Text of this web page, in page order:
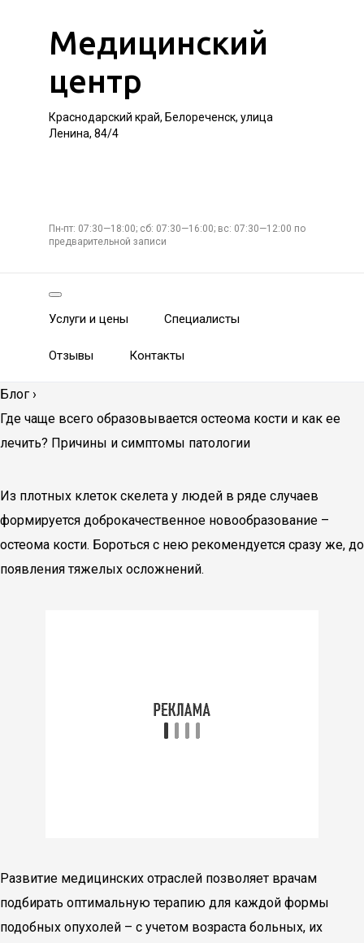
Медицинский
центр
Краснодарский край, Белореченск, улица
Ленина, 84/4
Пн-пт: 07:30—18:00; сб: 07:30—16:00; вс: 07:30—12:00 по
предварительной записи
Услуги и цены Специалисты
Отзывы Контакты
Блог ›
Где чаще всего образовывается остеома кости и как ее
лечить? Причины и симптомы патологии
Из плотных клеток скелета у людей в ряде случаев
формируется доброкачественное новообразование –
остеома кости. Бороться с нею рекомендуется сразу же, до
появления тяжелых осложнений.
Развитие медицинских отраслей позволяет врачам
подбирать оптимальную терапию для каждой формы
подобных опухолей – с учетом возраста больных, их